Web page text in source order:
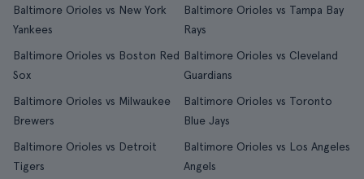
Baltimore Orioles vs New York
Yankees
Baltimore Orioles vs Tampa Bay
Rays
Baltimore Orioles vs Boston Red
Sox
Baltimore Orioles vs Cleveland
Guardians
Baltimore Orioles vs Milwaukee
Brewers
Baltimore Orioles vs Toronto
Blue Jays
Baltimore Orioles vs Detroit
Tigers
Baltimore Orioles vs Los Angeles
Angels